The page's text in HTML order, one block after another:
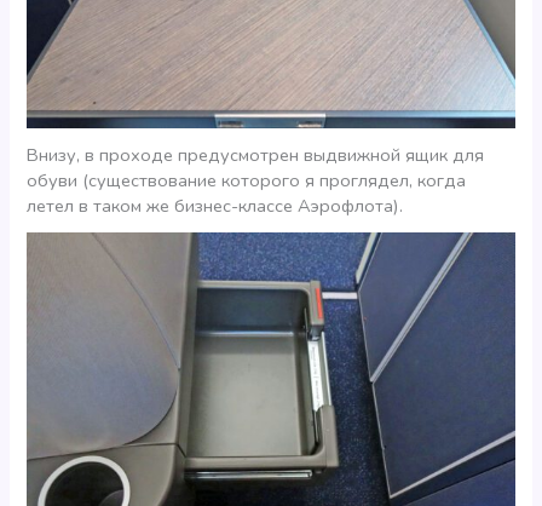
Внизу, в проходе предусмотрен выдвижной ящик для
обуви (существование которого я проглядел, когда
летел в таком же бизнес-классе Аэрофлота).